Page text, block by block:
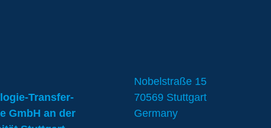
Transfer-
GmbH an der
Nobelstraße 15
70569 Stuttgart
Germany